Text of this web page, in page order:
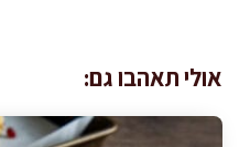
אולי תאהבו גם: